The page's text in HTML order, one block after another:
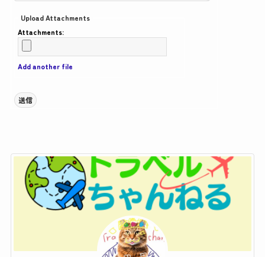
Upload Attachments
Attachments:
Add another file
送信